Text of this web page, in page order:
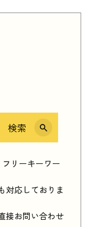
検索
リーキーワー
対応しておりま
接お問い合わせ